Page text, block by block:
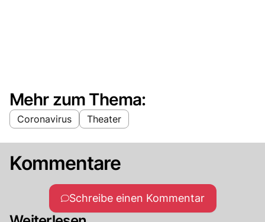
Mehr zum Thema:
Coronavirus Theater
Kommentare
Schreibe einen Kommentar